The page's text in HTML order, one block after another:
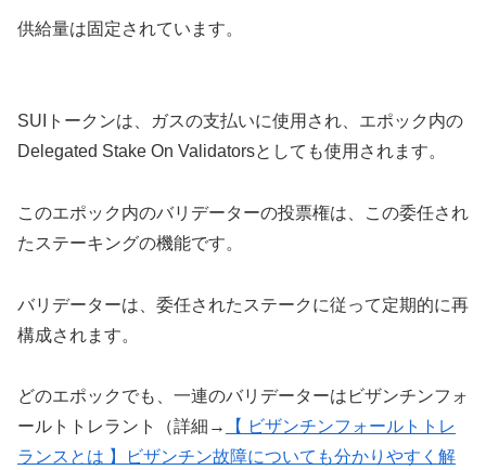
供給量は固定されています。
SUIトークンは、ガスの支払いに使用され、エポック内の
Delegated Stake On Validatorsとしても使用されます。
このエポック内のバリデーターの投票権は、この委任され
たステーキングの機能です。
バリデーターは、委任されたステークに従って定期的に再
構成されます。
どのエポックでも、一連のバリデーターはビザンチンフォ
ールトトレラント（詳細→
【 ビザンチンフォールトトレ
ランスとは 】ビザンチン故障についても分かりやすく解